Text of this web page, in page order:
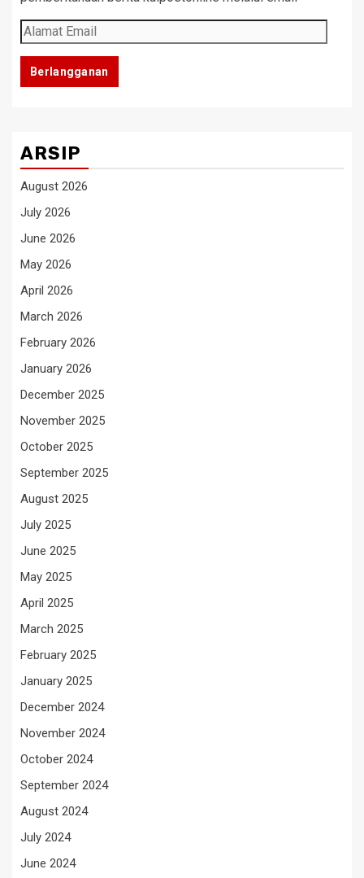
Alamat
Email
Berlangganan
ARSIP
August 2026
July 2026
June 2026
May 2026
April 2026
March 2026
February 2026
January 2026
December 2025
November 2025
October 2025
September 2025
August 2025
July 2025
June 2025
May 2025
April 2025
March 2025
February 2025
January 2025
December 2024
November 2024
October 2024
September 2024
August 2024
July 2024
June 2024